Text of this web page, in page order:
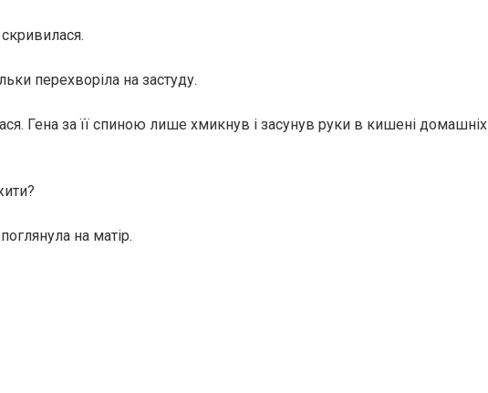
перехворіла на застуду.
Гена за її спиною лише хмикнув і засунув руки в кишені домашніх
на матір.